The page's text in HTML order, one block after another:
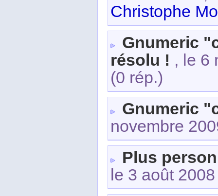
Christophe
Gnumeric
résolu ! , le 6
(0 rép.)
Gnumeric
novembre
Plus
le 3 août